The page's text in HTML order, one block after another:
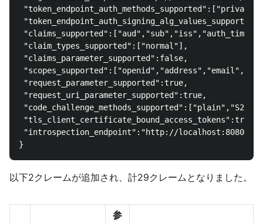
"claim_types_supported":["normal"],
"claims_parameter_supported":false,
"request_parameter_supported":true,
"request_uri_parameter_supported":true,
"tls_client_certificate_bound_access_tokens":true,
"introspection_endpoint":"http://localhost:8080/
以下2クレームが追加され、計29クレームとなりました。
参